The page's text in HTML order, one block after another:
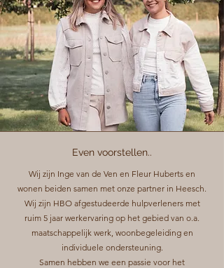
Even voorstellen..
Wij zijn Inge van de Ven en Fleur Huberts en
wonen beiden samen met onze partner in Heesch.
Wij zijn HBO afgestudeerde hulpverleners met
ruim 5 jaar werkervaring op het gebied van o.a.
maatschappelijk werk, woonbegeleiding en
individuele ondersteuning.
Samen hebben we een passie voor het